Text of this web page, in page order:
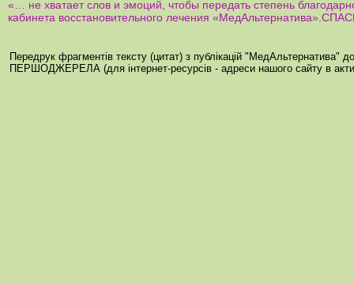
«… не хватает слов и эмоций, чтобы передать степень
кабинета восстановительного лечения
Передрук фрагментів тексту (цитат) з публікацій
ПЕРШОДЖЕРЕЛА (для інтернет-ресурсів - адреси нашого сайту в